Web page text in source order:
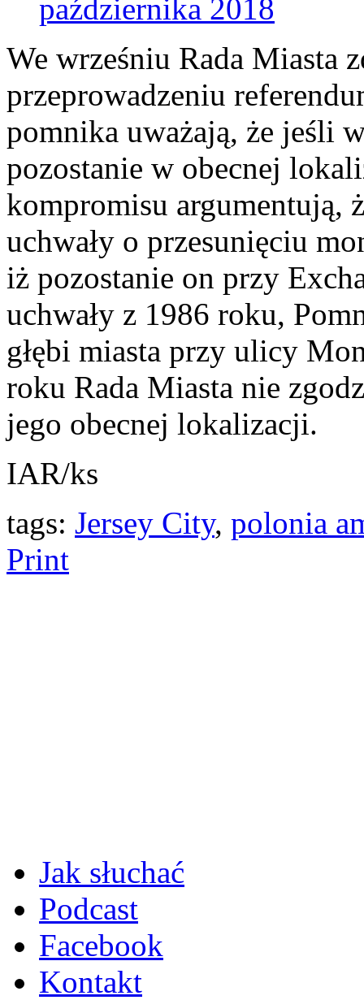
października 2018
We wrześniu Rada Miasta
przeprowadzeniu
pomnika uważają, że jeśli
pozostanie w obecnej
kompromisu argumentują,
uchwały o przesunięciu
iż pozostanie on przy
uchwały z 1986 roku,
głębi miasta przy ulicy
roku Rada Miasta nie
jego obecnej lokalizacji.
IAR/ks
tags: Jersey City, polonia
Print
Jak słuchać
Podcast
Facebook
Kontakt